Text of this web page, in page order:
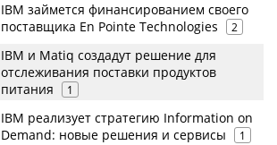
IBM займется финансированием своего
поставщика En Pointe Technologies
2
IBM и Matiq создадут решение для
отслеживания поставки продуктов
питания
1
IBM реализует стратегию Information on
Demand: новые решения и сервисы
1